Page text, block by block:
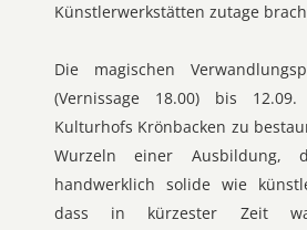
Künstlerwerkstätten zutage
Die magischen
(Vernissage 18.00) bis
Kulturhofs Krönbacken zu
Wurzeln einer Ausbildung,
handwerklich solide wie
dass in kürzester Zeit